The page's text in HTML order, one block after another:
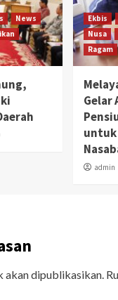
News
Ekbis
Nusa
Ragam
Gelar
untuk
admin
akan dipublikasikan.